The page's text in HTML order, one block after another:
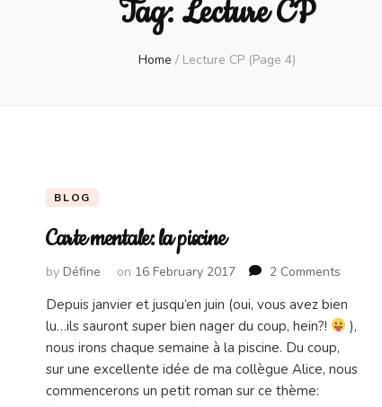
Tag: Lecture CP
Home / Lecture CP(Page 4)
BLOG
Carte mentale: la piscine
by Défine on 16 February 2017 2 Commentson
mentale:
la
Depuis janvier et jusqu’en juin (oui, vous avez bien
lu…ils sauront super bien nager du coup, hein?!
),
nous irons chaque semaine à la piscine. Du coup,
sur une excellente idée de ma collègue Alice, nous
commencerons un petit roman sur ce thème: